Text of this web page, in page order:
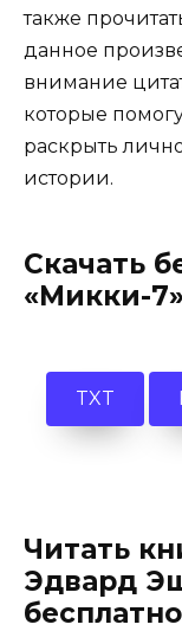
также
данное
внимание
которые
раскрыть
истории.
Скачать
«Микки-
TXT
Читать
Эдвард
бесплатно